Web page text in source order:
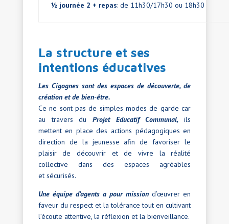
½ journée 2 + repas: de 11h30/17h30 ou 18h30
La structure et ses
intentions éducatives
Les Cigognes sont des espaces de découverte, de
création et de bien-être.
Ce ne sont pas de simples modes de garde car
au travers du Projet Educatif Communal,ils
mettent en place des actions pédagogiques en
direction de la jeunesse afin de favoriser le
plaisir de découvrir et de vivre la réalité
collective dans des espaces agréables
et sécurisés.
Une équipe d’agents a pour mission d’œuvrer en
faveur du respect et la tolérance tout en cultivant
l’écoute attentive, la réflexion et la bienveillance.